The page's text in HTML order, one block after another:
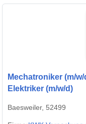
Mechatroniker (m/
Elektriker (m/w/d)
Baesweiler, 52499